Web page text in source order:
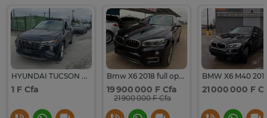
HYUNDAI TUCSON 2022 (disponible Juin 2026)
1 F Cfa
Bmw X6 2018 full options
19 900 000 F Cfa
21 900 000 F Cfa
BMW X6 M40
21 000 000 F